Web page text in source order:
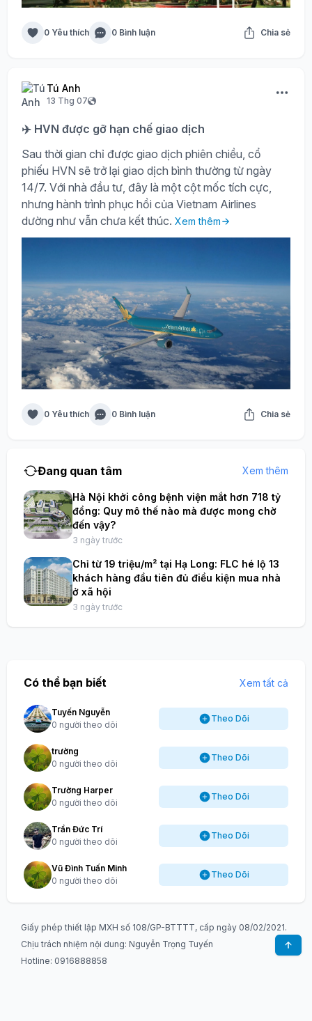
0 Yêu thích 0 Bình luận Chia sẻ
Tú Anh
13 Thg 07
✈️ HVN được gỡ hạn chế giao dịch
Sau thời gian chỉ được giao dịch phiên chiều, cổ
phiếu HVN sẽ trở lại giao dịch bình thường từ ngày
14/7. Với nhà đầu tư, đây là một cột mốc tích cực,
nhưng hành trình phục hồi của Vietnam Airlines
dường như vẫn chưa kết thúc. Xem thêm
0 Yêu thích 0 Bình luận Chia sẻ
Đang quan tâm Xem thêm
Hà Nội khởi công bệnh viện mắt hơn 718 tỷ
đồng: Quy mô thế nào mà được mong chờ
đến vậy?
3 ngày trước
Chỉ từ 19 triệu/m² tại Hạ Long: FLC hé lộ 13
khách hàng đầu tiên đủ điều kiện mua nhà
ở xã hội
3 ngày trước
Có thể bạn biết Xem tất cả
Tuyến Nguyễn
0 người theo dõi
Theo Dõi
trường
0 người theo dõi
Theo Dõi
Trường Harper
0 người theo dõi
Theo Dõi
Trần Đức Trí
0 người theo dõi
Theo Dõi
Vũ Đình Tuấn Minh
0 người theo dõi
Theo Dõi
Giấy phép thiết lập MXH số 108/GP-BTTTT, cấp ngày 08/02/2021.
Chịu trách nhiệm nội dung: Nguyễn Trọng Tuyến
Hotline: 0916888858